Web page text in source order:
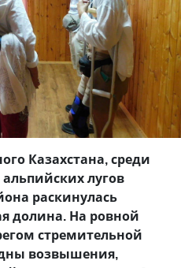
Казахстана, среди
лугов
раскинулась
долина. На ровной
стремительной
возвышения,